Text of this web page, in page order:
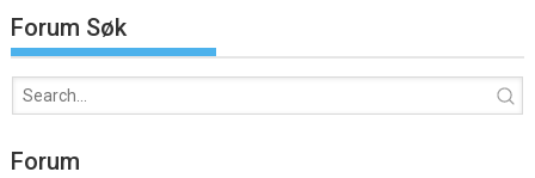
Forum Søk
Forum